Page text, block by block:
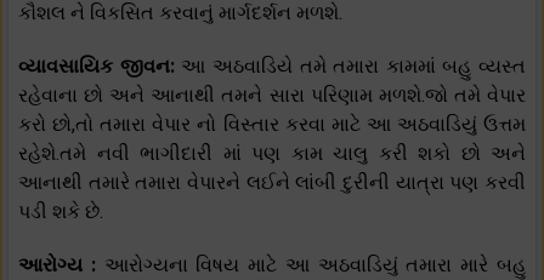
કૌશલ ને વિકસિત કરવાનું માર્ગદર્શન મળશે.
વ્યાવસાયિક જીવન: આ અઠવાડિયે તમે તમારા કામમાં બહુ વ્યસ્ત
રહેવાના છો અને આનાથી તમને સારા પરિણામ મળશે.જો તમે વેપાર
કરો છો,તો તમારા વેપાર નો વિસ્તાર કરવા માટે આ અઠવાડિયું ઉત્તમ
રહેશે.તમે નવી ભાગીદારી માં પણ કામ ચાલુ કરી શકો છો અને
આનાથી તમારે તમારા વેપારને લઈને લાંબી દુરીની યાત્રા પણ કરવી
પડી શકે છે.
આરોગ્ય : આરોગ્યના વિષય માટે આ અઠવાડિયું તમારા મારે બહુ